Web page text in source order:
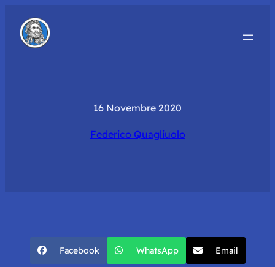
16 Novembre 2020
Federico Quagliuolo
Facebook WhatsApp Email